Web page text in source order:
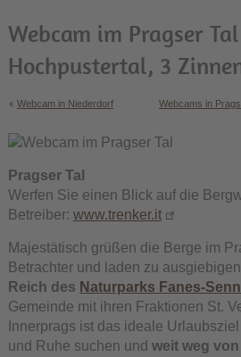
Webcam im Pragser
Hochpustertal, 3
Webcam in Niederdorf Webcams in Prags
Pragser Tal
Werfen Sie einen Blick auf die
Betreiber: www.trenker.it
Majestätisch grüßen die Berge im
Betrachter und laden zu
Reich des Naturparks Fanes-
Gemeinde mit ihren Fraktionen St.
Innerprags ist das ideale
und Ruhe suchen und weit weg